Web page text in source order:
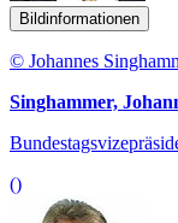
Bildinformationen
© Johannes
Singhammer,
()